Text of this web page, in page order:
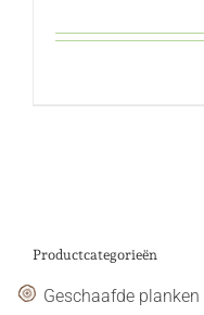
Productcategorieën
Geschaafde planken